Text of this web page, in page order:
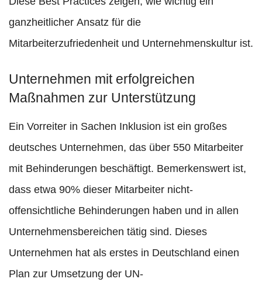
ganzheitlicher Ansatz für die
Mitarbeiterzufriedenheit und Unternehmenskultur ist.
Unternehmen mit erfolgreichen
Maßnahmen zur Unterstützung
Ein Vorreiter in Sachen Inklusion ist ein großes
deutsches Unternehmen, das über 550 Mitarbeiter
mit Behinderungen beschäftigt. Bemerkenswert ist,
dass etwa 90% dieser Mitarbeiter nicht-
offensichtliche Behinderungen haben und in allen
Unternehmensbereichen tätig sind. Dieses
Unternehmen hat als erstes in Deutschland einen
Plan zur Umsetzung der UN-